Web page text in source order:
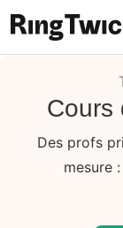
Ring Twice
Cours
Des profs
mesure